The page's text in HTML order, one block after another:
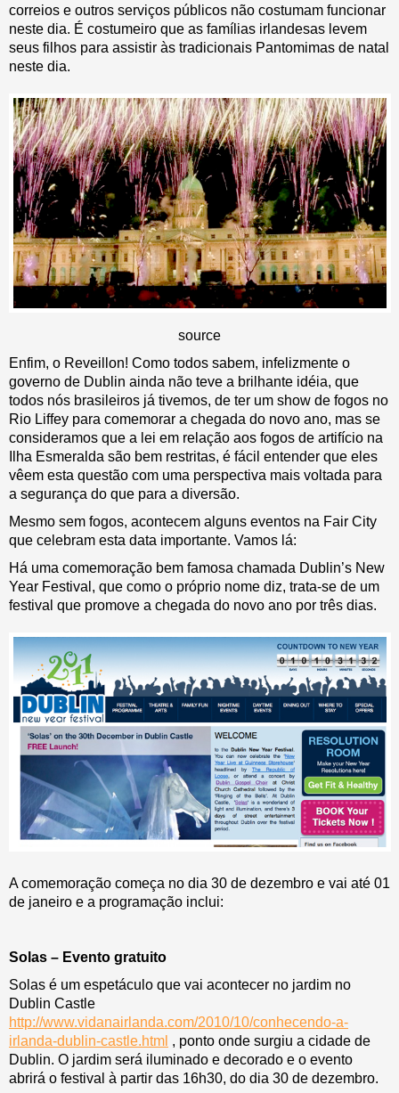
correios e outros serviços públicos não costumam funcionar
neste dia. É costumeiro que as famílias irlandesas levem
seus filhos para assistir às tradicionais Pantomimas de natal
neste dia.
source
Enfim, o Reveillon! Como todos sabem, infelizmente o
governo de Dublin ainda não teve a brilhante idéia, que
todos nós brasileiros já tivemos, de ter um show de fogos no
Rio Liffey para comemorar a chegada do novo ano, mas se
consideramos que a lei em relação aos fogos de artifício na
Ilha Esmeralda são bem restritas, é fácil entender que eles
vêem esta questão com uma perspectiva mais voltada para
a segurança do que para a diversão.
Mesmo sem fogos, acontecem alguns eventos na Fair City
que celebram esta data importante. Vamos lá:
Há uma comemoração bem famosa chamada Dublin’s New
Year Festival, que como o próprio nome diz, trata-se de um
festival que promove a chegada do novo ano por três dias.
A comemoração começa no dia 30 de dezembro e vai até 01
de janeiro e a programação inclui:
Solas – Evento gratuito
Solas é um espetáculo que vai acontecer no jardim no
Dublin Castle
http://www.vidanairlanda.com/2010/10/conhecendo-a-
irlanda-dublin-castle.html , ponto onde surgiu a cidade de
Dublin. O jardim será iluminado e decorado e o evento
abrirá o festival à partir das 16h30, do dia 30 de dezembro.